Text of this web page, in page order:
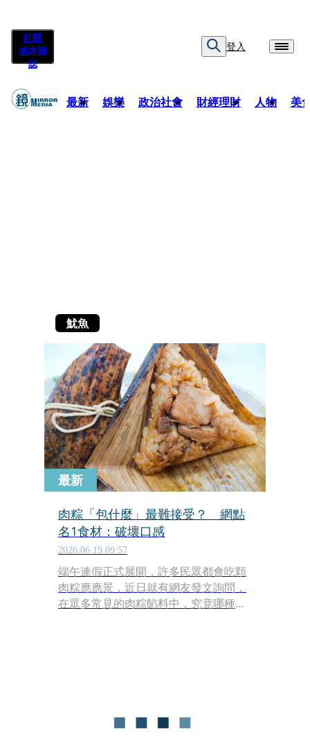
訂閱
紙本雜
誌
登入
最新 娛樂 政治社會 財經理財 人物 美
魷魚
最新
肉粽「包什麼」最難接受？ 網點
名1食材：破壞口感
2026.06.19 09:57
端午連假正式展開，許多民眾都會吃顆
肉粽應應景，近日就有網友發文詢問，
在眾多常見的肉粽餡料中，究竟哪種食